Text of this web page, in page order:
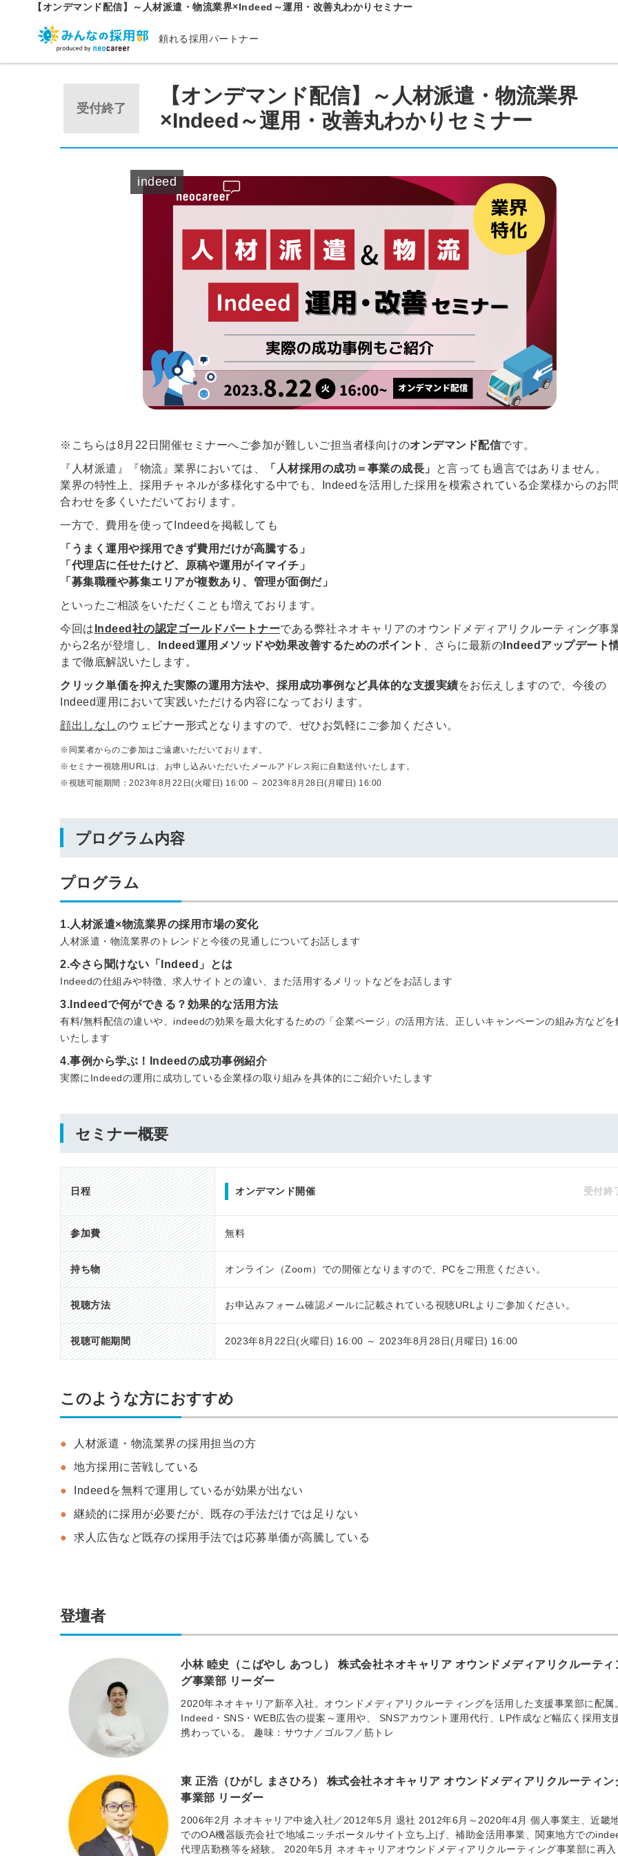
【オンデマンド配信】～人材派遣・物流業界×Indeed～運用・改善丸わかりセミナー
頼れる採用パートナー
受付終了
【オンデマンド配信】～人材派遣・物流業界
×Indeed～運用・改善丸わかりセミナー
indeed
※こちらは8月22日開催セミナーへご参加が難しいご担当者様向けのオンデマンド配信です。
『人材派遣』『物流』業界においては、
「人材採用の成功＝事業の成長」
と言っても過言ではありません。
業界の特性上、採用チャネルが多様化する中でも、Indeedを活用した採用を模索されている企業様からのお
合わせを多くいただいております。
一方で、費用を使ってIndeedを掲載しても
「うまく運用や採用できず費用だけが高騰する」
「代理店に任せたけど、原稿や運用がイマイチ」
「募集職種や募集エリアが複数あり、管理が面倒だ」
といったご相談をいただくことも増えております。
今回は Indeed社の認定ゴールドパートナーである弊社ネオキャリアのオウンドメディアリクルーティング事
から2名が登壇し、
Indeed運用メソッドや効果改善するためのポイント 、さらに最新の Indeedアップデート
まで徹底解説いたします。
クリック単価を抑えた実際の運用方法や、採用成功事例など具体的な支援実績をお伝えしますので、今後の
Indeed運用において実践いただける内容になっております。
顔出しなしのウェビナー形式となりますので、ぜひお気軽にご参加ください。
※同業者からのご参加はご遠慮いただいております。
※セミナー視聴用URLは、お申し込みいただいたメールアドレス宛に自動送付いたします。
※視聴可能期間：2023年8月22日(火曜日) 16:00 ～ 2023年8月28日(月曜日) 16:00
プログラム内容
プログラム
1.人材派遣×物流業界の採用市場の変化
人材派遣・物流業界のトレンドと今後の見通しについてお話します
2.今さら聞けない「Indeed」とは
Indeedの仕組みや特徴、求人サイトとの違い、また活用するメリットなどをお話します
3.Indeedで何ができる？効果的な活用方法
有料/無料配信の違いや、indeedの効果を最大化するための「企業ページ」の活用方法、正しいキャンペーンの組み方などを
いたします
4.事例から学ぶ！Indeedの成功事例紹介
実際にIndeedの運用に成功している企業様の取り組みを具体的にご紹介いたします
セミナー概要
日程 オンデマンド開催 受付終
参加費 無料
持ち物 オンライン（Zoom）での開催となりますので、PCをご用意ください。
視聴方法 お申込みフォーム確認メールに記載されている視聴URLよりご参加ください。
視聴可能期間 2023年8月22日(火曜日) 16:00 ～ 2023年8月28日(月曜日) 16:00
このような方におすすめ
人材派遣・物流業界の採用担当の方
地方採用に苦戦している
Indeedを無料で運用しているが効果が出ない
継続的に採用が必要だが、既存の手法だけでは足りない
求人広告など既存の採用手法では応募単価が高騰している
登壇者
小林 睦史（こばやし あつし） 株式会社ネオキャリア オウンドメディアリクルーティ
グ事業部 リーダー
2020年ネオキャリア新卒入社。オウンドメディアリクルーティングを活用した支援事業部に配属
Indeed・SNS・WEB広告の提案～運用や、 SNSアカウント運用代行、LP作成など幅広く採用支
携わっている。 趣味：サウナ／ゴルフ／筋トレ
東 正浩（ひがし まさひろ） 株式会社ネオキャリア オウンドメディアリクルーティン
事業部 リーダー
2006年2月 ネオキャリア中途入社／2012年5月 退社 2012年6月～2020年4月 個人事業主、近畿
でのOA機器販売会社で地域ニッチポータルサイト立ち上げ、補助金活用事業、関東地方での
代理店勤務等を経験。 2020年5月 ネオキャリアオウンドメディアリクルーティング事業部に再入